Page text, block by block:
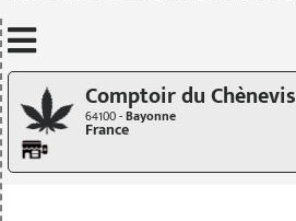
Comptoir du Chènevis
64100 -Bayonne
France